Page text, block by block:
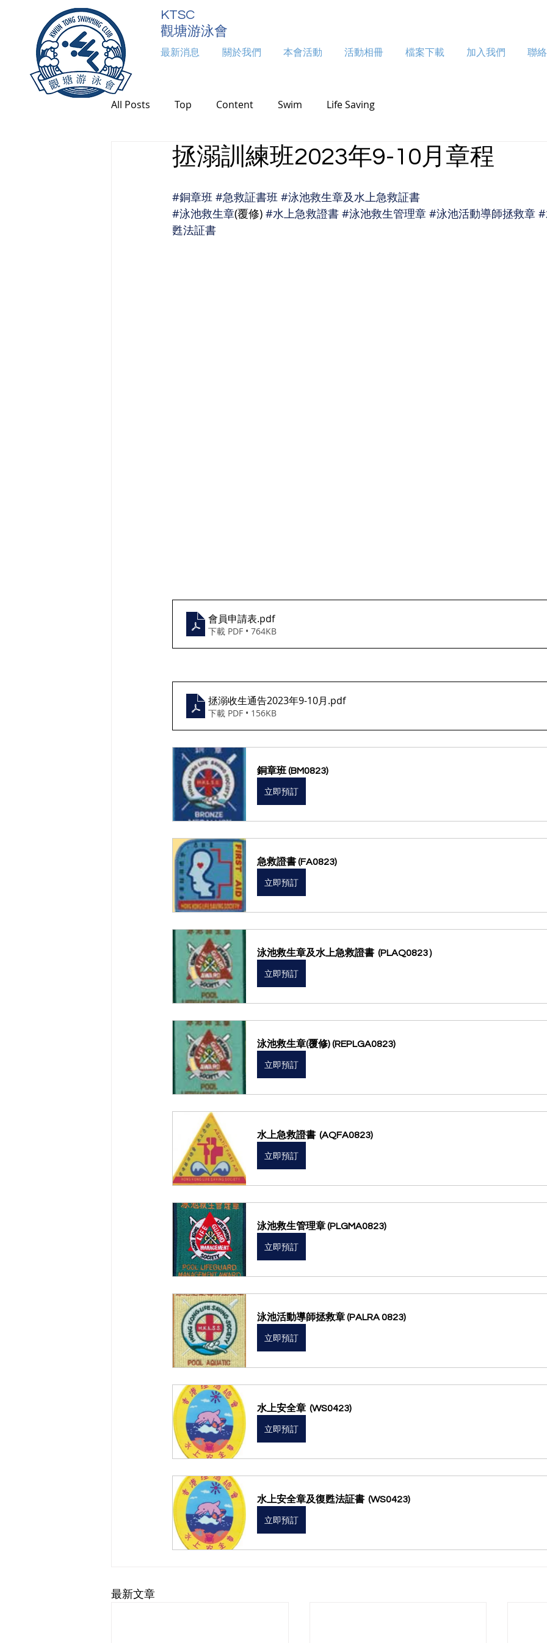
KTSC
觀塘游泳會
最新消息 關於我們 本會活動 活動相冊 檔案下載 加入我們 聯
All Posts Top Content Swim Life Saving
拯溺訓練班2023年9-10月章程
#銅章班 #急救証書班 #泳池救生章及水上急救証書
#泳池救生章(覆修) #水上急救證書 #泳池救生管理章 #泳池活動導師拯救章
甦法証書
會員申請表.pdf
下載 PDF • 764KB
拯溺收生通告2023年9-10月.pdf
下載 PDF • 156KB
銅章班 (BM0823)
立即預訂
急救證書 (FA0823)
立即預訂
泳池救生章及水上急救證書  (PLAQ0823）
立即預訂
泳池救生章(覆修) (REPLGA0823)
立即預訂
水上急救證書  (AQFA0823)
立即預訂
泳池救生管理章 (PLGMA0823)
立即預訂
泳池活動導師拯救章 (PALRA 0823)
立即預訂
水上安全章  (WS0423)
立即預訂
水上安全章及復甦法証書  (WS0423)
立即預訂
最新文章
最新消息 關於我們 本會活動 活動相冊 檔案下載 加入我們 聯絡我們